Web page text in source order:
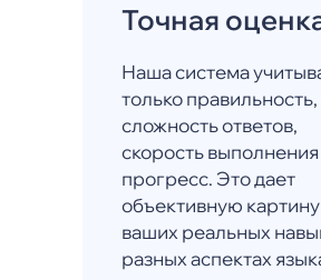
Точная
Наша система
только правильность,
сложность ответов,
скорость выполнения
прогресс. Это дает
объективную картину
ваших реальных
разных аспектах